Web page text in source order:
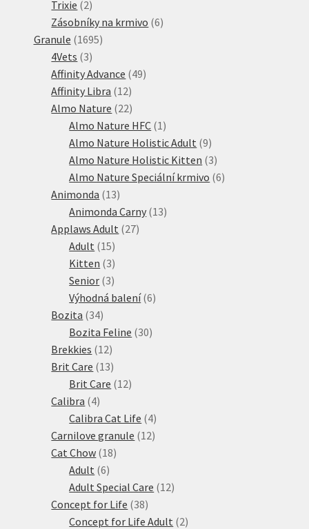
produktů
Trixie 22
produkty
Zásobníky na krmivo 66
Granule 16951695
4Vets 33
produkty
Affinity Advance 4949
Affinity Libra 1212
produktů
Almo Nature 2222
produktů
Almo Nature HFC 1 1
produkt
Almo Nature Holistic Adult 99
produktů
Almo Nature Holistic Kitten 33
produkty
Almo Nature Speciální krmivo 66
Animonda 1313
produktů
Animonda Carny 1313
Applaws Adult 2727
Adult 1515
produktů
Kitten 33
produkty
Senior 33
produkty
Výhodná balení 66
Bozita 3434
produktů
Bozita Feline 3030
Brekkies 1212
produktů
Brit Care 1313
produktů
Brit Care 1212
Calibra 44
produkty
Calibra Cat Life 44
produkty
Carnilove granule 1212
Cat Chow 1818
Adult 66
produktů
Adult Special Care 1212
Concept for Life 3838
produktů
Concept for Life Adult 22